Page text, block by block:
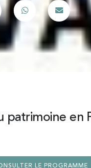
patrimoine en
LE PROGRAMME